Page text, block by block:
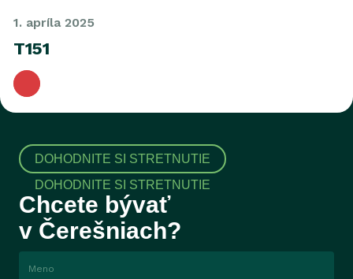
1. apríla 2025
T151
DOHODNITE SI STRETNUTIE
Chcete bývať
v Čerešniach?
Meno